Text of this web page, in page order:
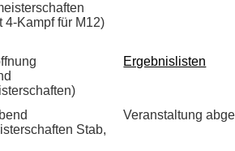
4-Kampf für M12)
Ergebnislisten
Stab,
Veranstaltung